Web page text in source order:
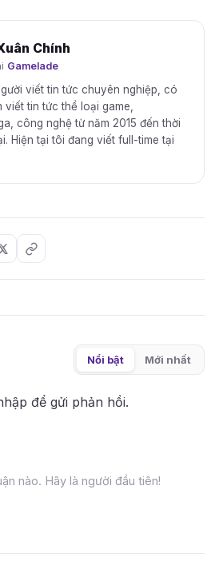
Chính
Gamelade
viết tin tức chuyên nghiệp, có
viết tin tức thể loại game,
công nghệ từ năm 2015 đến thời
Hiện tại tôi đang viết full-time tại
Nổi bật Mới nhất
để gửi phản hồi.
nào. Hãy là người đầu tiên!